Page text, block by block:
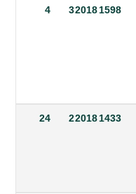
4
24